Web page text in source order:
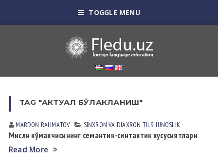
TOGGLE MENU
TAG "АКТУАЛ БЎЛАКЛАНИШ"
MARDON RАHMАTOV SINXRON VА DIАXRON TILSHUNOSLIK
Мисли кўмакчисининг семантик-синтактик хусусиятлари
Read More